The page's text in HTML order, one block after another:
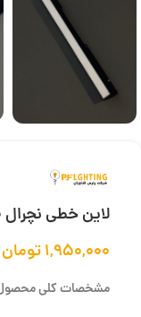
لاین خطی نچرال 20 وات
۱,۹۵۰,۰۰۰تومان
مشخصات کلی